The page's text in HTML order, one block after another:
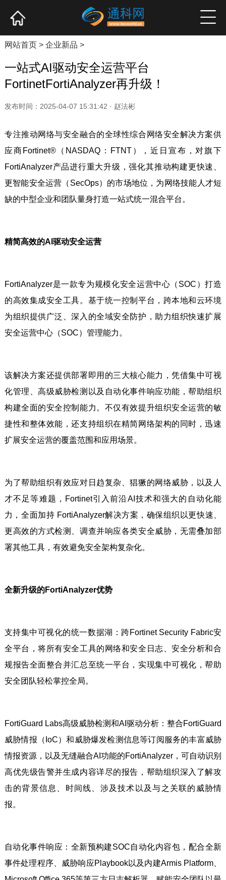
产业资讯 企业新品 高端访谈
网站首页> 企业新品 >
一站式AI驱动安全运营平台
FortinetFortiAnalyzer再升级！
发布时间：2025-04-07 15:31:42 · 赵法彬
专注推动网络与安全融合的全球性综合网络安全解决方案供
应商Fortinet®（NASDAQ：FTNT），近日宣布，对旗下
FortiAnalyzer产品进行重大升级，强化其推动构建更快速、
更智能安全运营（SecOps）的市场地位，为网络技能人才短
缺的中型企业和团队量身打造一站式统一混合平台。
精简高效的AI驱动安全运营
FortiAnalyzer是一款专为规模化安全运营中心（SOC）打造
的高效集成安全工具。基于统一控制平台，跨本地和云环境
为组织提供广泛、深入的全域安全防护，助力组织快速扩展
安全运营中心（SOC）管理能力。
该解决方案还提供部署即用的三大核心能力，凭借集中可视
化管理、高级威胁检测以及自动化事件响应功能，帮助组织
构建全面的安全控制能力。不仅有效提升组织安全运营的敏
捷性和整体效能，还支持组织在精简网络架构的同时，迅速
扩展安全运营的覆盖范围和应用场景。
为了帮助组织有效应对日趋复杂、猖獗的网络威胁，以及人
才不足等难题，Fortinet引入前沿AI技术和强大的自动化能
力，全面加持 FortiAnalyzer解决方案，确保组织以更快速、
更高效的方式检测、调查并响应各类安全威胁，无需叠加部
署其他工具，有效避免安全架构复杂化。
全新升级的FortiAnalyzer优势
支持集中可视化的统一数据湖：跨Fortinet Security Fabric安
全平台，将所有安全工具的网络和安全日志、安全分析和合
规报告全面整合并汇总至统一平台，实现集中可视化，帮助
安全团队轻松掌控全局。
FortiGuard Labs高级威胁检测和AI驱动分析：整合FortiGuard
威胁情报（IoC）和威胁爆发检测信息等订阅服务的丰富威胁
情报资源，以及无缝融合AI功能的FortiAnalyzer，可自动识别
高优先级告警并生成内容详尽的报告，帮助组织深入了解攻
击的背景信息、时间线、涉及技术以及与之关联的威胁情
报。
自动化事件响应：全新预构建SOC自动化内容包，配合全新
事件处理程序、威胁响应Playbook以及内建Armis Platform、